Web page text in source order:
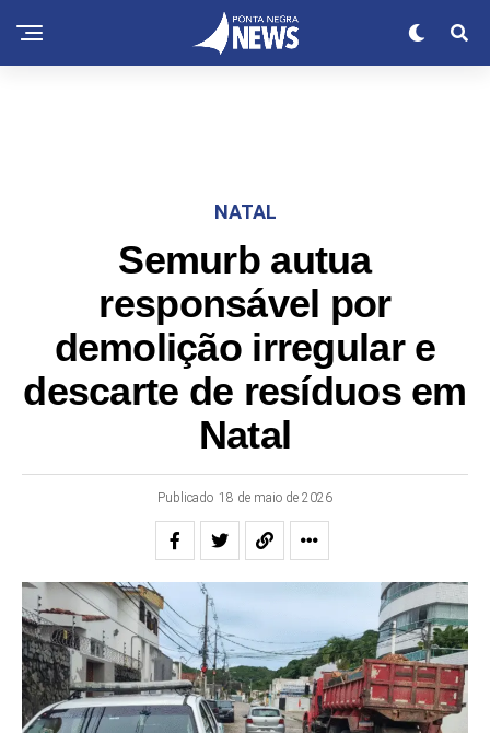
NATAL
Semurb autua
responsável por
demolição irregular e
descarte de resíduos em
Natal
Publicado 18 de maio de 2026